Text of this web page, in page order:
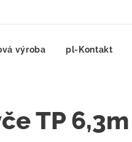
výroba pl-Kontakt
TP 6,3m